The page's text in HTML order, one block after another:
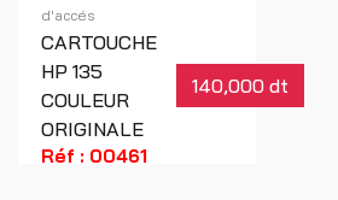
d'accés
CARTOUCHE
HP 135
COULEUR
ORIGINALE
140,000 dt
Réf : 00461